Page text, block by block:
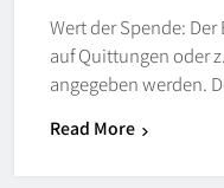
Wert der Spende:
auf Quittungen oder
angegeben werden.
Read More